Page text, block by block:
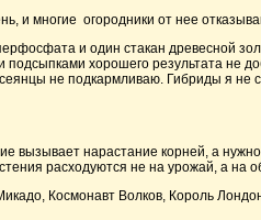
и многие огородники от нее
и один стакан древесной
хорошего результата не
не подкармливаю. Гибриды я
вызывает нарастание корней, а
расходуются не на урожай, а на
Космонавт Волков, Король